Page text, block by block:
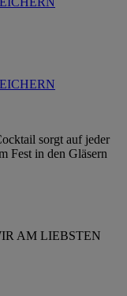
sorgt auf jeder
Fest in den Gläsern
AM LIEBSTEN